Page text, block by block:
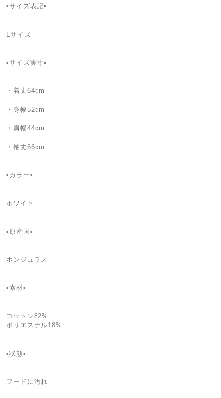
▪️サイズ表記▪
Lサイズ
▪️サイズ実寸▪️
・着丈64cm
・身幅52cm
・肩幅44cm
・袖丈66cm
▪カラー▪
ホワイト
▪️原産国▪
ホンジュラス
▪️素材▪
コットン82%
ポリエステル18%
▪️状態▪️
フードに汚れ